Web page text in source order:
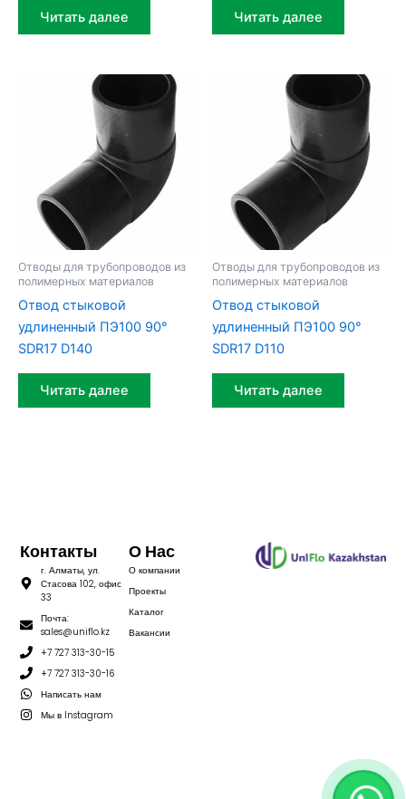
Читать далее Читать далее
Отводы для трубопроводов из
полимерных материалов
Отвод стыковой
удлиненный ПЭ100 90°
SDR17 D140
Читать далее
Отводы для трубопроводов из
полимерных материалов
Отвод стыковой
удлиненный ПЭ100 90°
SDR17 D110
Читать далее
О Нас
О компании
Проекты
Каталог
Вакансии
Контакты
г. Алматы, ул.
Стасова 102, офис
33
Почта:
sales@uniflo.kz
+7 727 313-30-15
+7 727 313-30-16
Написать нам
Мы в Instagram